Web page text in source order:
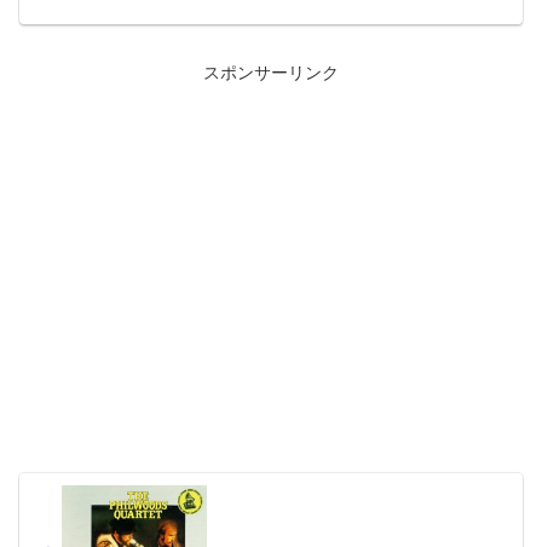
に録音したチェット・ベイカー の54年発
スポンサーリンク